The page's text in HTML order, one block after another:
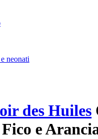
neonati
des Huiles
e